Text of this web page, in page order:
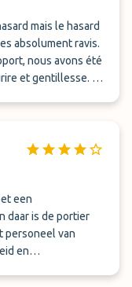
mais le hasard
absolument ravis.
nous avons été
et gentillesse. Le
daar is de portier
personeel van
en